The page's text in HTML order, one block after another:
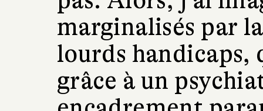
marginalisés par
lourds handicaps,
grâce à un